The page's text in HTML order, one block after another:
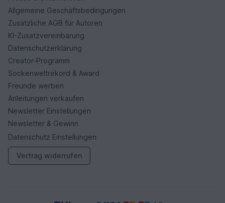
Allgemeine Geschäftsbedingungen
Zusätzliche AGB für Autoren
KI-Zusatzvereinbarung
Datenschutzerklärung
Creator-Programm
Sockenweltrekord & Award
Freunde werben
Anleitungen verkaufen
Newsletter Einstellungen
Newsletter & Gewinn
Datenschutz Einstellungen
Vertrag widerrufen